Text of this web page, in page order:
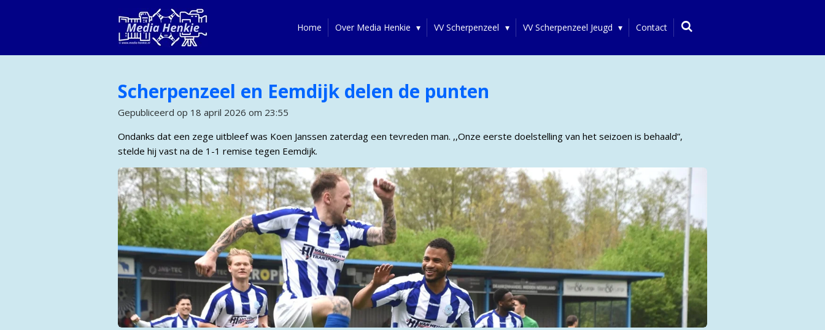
de
Home Over Media Henkie VV Scherpenzeel VV Scherpenzeel Jeugd Contact
Scherpenzeel en Eemdijk delen de punten
Gepubliceerd op 18 april 2026 om 23:55
Ondanks dat een zege uitbleef was Koen Janssen zaterdag een tevreden man. ,,Onze eerste doelstelling van het seizoen is behaald”,
stelde hij vast na de 1-1 remise tegen Eemdijk.